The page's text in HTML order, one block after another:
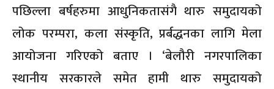
पछिल्ला बर्षहरुमा आधुनिकतासंगै थारु समुदायको
लोक परम्परा, कला संस्कृति, प्रर्बद्धनका लागि मेला
आयोजना गरिएको बताए । ‘बेलौरी नगरपालिका
स्थानीय सरकारले समेत हामी थारु समुदायको